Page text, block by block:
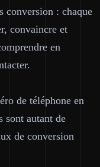
conversion : chaque
convaincre et
en
de téléphone en
sont autant de
de conversion